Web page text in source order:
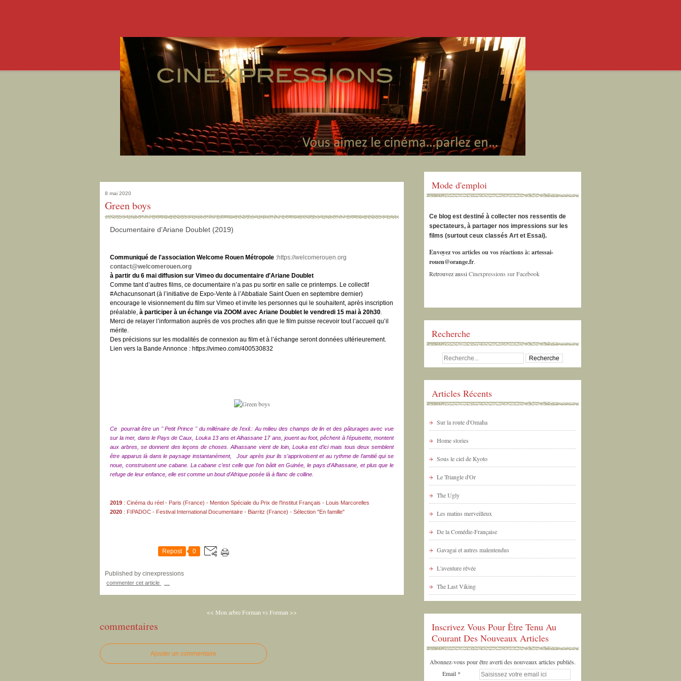
8 mai 2020
Green boys
Documentaire d'Ariane Doublet (2019)
Communiqué de l'association Welcome Rouen Métropole :https://welcomerouen.org
contact@welcomerouen.org
à partir du 6 mai diffusion sur Vimeo du documentaire d'Ariane Doublet
Comme tant d’autres films, ce documentaire n’a pas pu sortir en salle ce printemps. Le collectif
#Achacunsonart (à l’initiative de Expo-Vente à l’Abbatiale Saint Ouen en septembre dernier)
encourage le visionnement du film sur Vimeo et invite les personnes qui le souhaitent, après inscription
préalable, à participer à un échange via ZOOM avec Ariane Doublet le vendredi 15 mai à 20h30.
Merci de relayer l’information auprès de vos proches afin que le film puisse recevoir tout l’accueil qu’il
mérite.
Des précisions sur les modalités de connexion au film et à l’échange seront données ultérieurement.
Lien vers la Bande Annonce : https://vimeo.com/400530832
Ce pourrait être un " Petit Prince " du millénaire de l'exil.: Au milieu des champs de lin et des pâturages avec vue
sur la mer, dans le Pays de Caux, Louka 13 ans et Alhassane 17 ans, jouent au foot, pêchent à l’épuisette, montent
aux arbres, se donnent des leçons de choses. Alhassane vient de loin, Louka est d’ici mais tous deux semblent
être apparus là dans le paysage instantanément, Jour après jour ils s’apprivoisent et au rythme de l’amitié qui se
noue, construisent une cabane. La cabane c’est celle que l’on bâtit en Guinée, le pays d’Alhassane, et plus que le
refuge de leur enfance, elle est comme un bout d’Afrique posée là à flanc de colline.
2019 : Cinéma du réel - Paris (France) - Mention Spéciale du Prix de l'Institut Français - Louis Marcorelles
2020 : FIPADOC - Festival International Documentaire - Biarritz (France) - Sélection "En famille"
Repost 0
Published by cinexpressions
commenter cet article
<< Mon arbreForman vs Forman >>
commentaires
Ajouter un commentaire
Mode d'emploi
Ce blog est destiné à collecter nos ressentis de
spectateurs, à partager nos impressions sur les
films (surtout ceux classés Art et Essai).
Envoyez vos articles ou vos réactions à: artessai-
rouen@orange.fr.
Retrouvez aussiCinexpressions sur Facebook
Recherche
Articles Récents
Sur la route d'Omaha
Home stories
Sous le ciel de Kyoto
Le Triangle d'Or
The Ugly
Les matins merveilleux
De la Comédie-Française
Gavagai et autres malentendus
L'aventure rêvée
The Last Viking
Inscrivez Vous Pour Être Tenu Au
Courant Des Nouveaux Articles
Abonnez-vous pour être averti des nouveaux articles publiés.
Email